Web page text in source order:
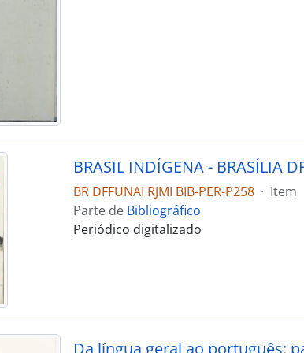
BR DFFUNAI RJMI BIB-PER-P258 · Item
Parte de Bibliográfico
Periódico digitalizado